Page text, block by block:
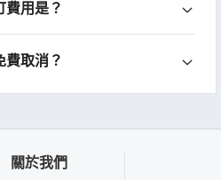
用是？
取消？
關於我們